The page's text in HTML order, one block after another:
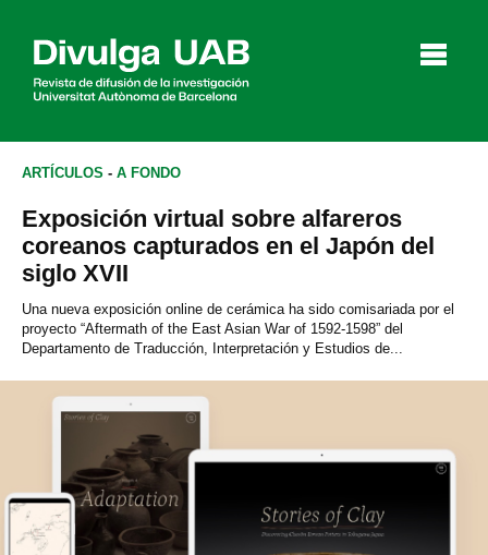
Artículos
Agenda
English
BUSCAR
ARTÍCULOS - A FONDO
Exposición virtual sobre alfareros
coreanos capturados en el Japón del
siglo XVII
Una nueva exposición online de cerámica ha sido comisariada por el
proyecto “Aftermath of the East Asian War of 1592-1598” del
Departamento de Traducción, Interpretación y Estudios de...